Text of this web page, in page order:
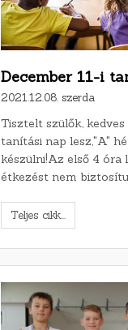
December 11-i
2021.12.08. szerda
Tisztelt szülők,
tanítási nap lesz,"A"
készülni!Az első 4 óra
étkezést nem
Teljes cikk...